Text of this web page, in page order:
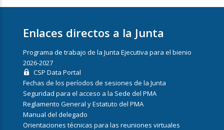
Enlaces directos a la Junta
Programa de trabajo de la Junta Ejecutiva para el bienio
2026-2027
CSP Data Portal
Fechas de los períodos de sesiones de la Junta
Seguridad para el acceso a la Sede del PMA
Reglamento General y Estatuto del PMA
Manual del delegado
Orientaciones técnicas para las reuniones virtuales